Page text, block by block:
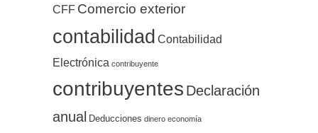
CFF Comercio exterior
contabilidad Contabilidad
Electrónica contribuyente
contribuyentes Declaración
anual Deducciones dinero economía